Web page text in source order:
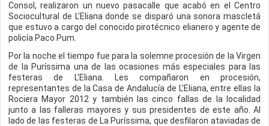
Consol, realizaron un nuevo pasacalle que acabó en el Centro
Sociocultural de L'Eliana donde se disparó una sonora mascletá
que estuvo a cargo del conocido pirotécnico elianero y agente de
policía Paco Pum.
Por la noche el tiempo fue para la solemne procesión de la Virgen
de la Puríssima una de las ocasiones más especiales para las
festeras de L'Eliana. Les compañaron en procesión,
representantes de la Casa de Andalucía de L'Eliana, entre ellas la
Rociera Mayor 2012 y también las cinco fallas de la localidad
junto a las falleras mayores y sus presidentes de este año. Al
lado de las festeras de La Puríssima, que desfilaron ataviadas de